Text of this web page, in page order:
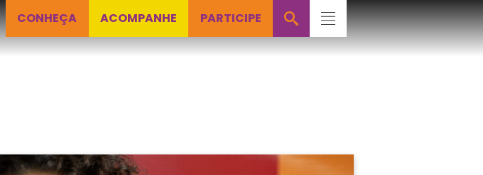
CONHEÇA ACOMPANHE PARTICIPE